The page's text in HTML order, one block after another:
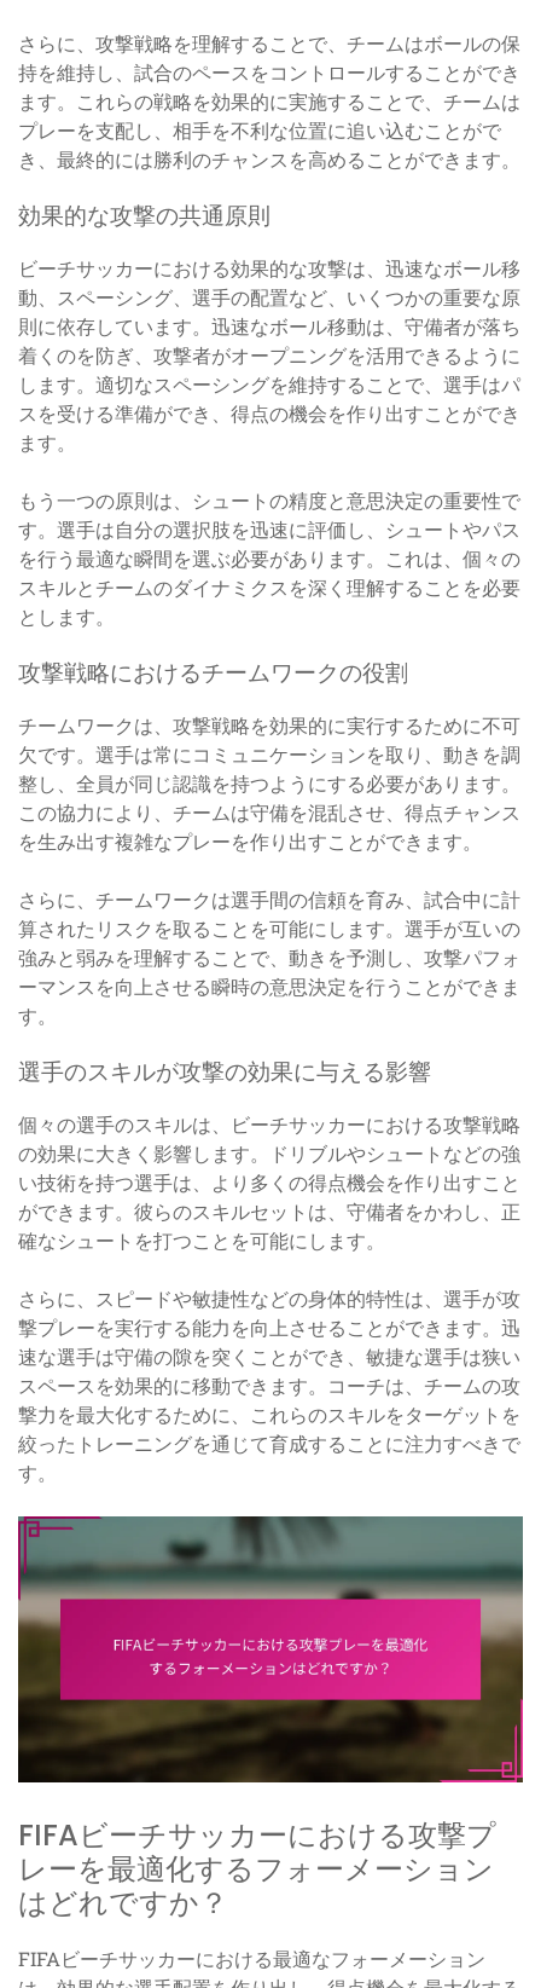
さらに、攻撃戦略を理解することで、チームはボールの保
持を維持し、試合のペースをコントロールすることができ
ます。これらの戦略を効果的に実施することで、チームは
プレーを支配し、相手を不利な位置に追い込むことがで
き、最終的には勝利のチャンスを高めることができます。
効果的な攻撃の共通原則
ビーチサッカーにおける効果的な攻撃は、迅速なボール移
動、スペーシング、選手の配置など、いくつかの重要な原
則に依存しています。迅速なボール移動は、守備者が落ち
着くのを防ぎ、攻撃者がオープニングを活用できるように
します。適切なスペーシングを維持することで、選手はパ
スを受ける準備ができ、得点の機会を作り出すことができ
ます。
もう一つの原則は、シュートの精度と意思決定の重要性で
す。選手は自分の選択肢を迅速に評価し、シュートやパス
を行う最適な瞬間を選ぶ必要があります。これは、個々の
スキルとチームのダイナミクスを深く理解することを必要
とします。
攻撃戦略におけるチームワークの役割
チームワークは、攻撃戦略を効果的に実行するために不可
欠です。選手は常にコミュニケーションを取り、動きを調
整し、全員が同じ認識を持つようにする必要があります。
この協力により、チームは守備を混乱させ、得点チャンス
を生み出す複雑なプレーを作り出すことができます。
さらに、チームワークは選手間の信頼を育み、試合中に計
算されたリスクを取ることを可能にします。選手が互いの
強みと弱みを理解することで、動きを予測し、攻撃パフォ
ーマンスを向上させる瞬時の意思決定を行うことができま
す。
選手のスキルが攻撃の効果に与える影響
個々の選手のスキルは、ビーチサッカーにおける攻撃戦略
の効果に大きく影響します。ドリブルやシュートなどの強
い技術を持つ選手は、より多くの得点機会を作り出すこと
ができます。彼らのスキルセットは、守備者をかわし、正
確なシュートを打つことを可能にします。
さらに、スピードや敏捷性などの身体的特性は、選手が攻
撃プレーを実行する能力を向上させることができます。迅
速な選手は守備の隙を突くことができ、敏捷な選手は狭い
スペースを効果的に移動できます。コーチは、チームの攻
撃力を最大化するために、これらのスキルをターゲットを
絞ったトレーニングを通じて育成することに注力すべきで
す。
FIFAビーチサッカーにおける攻撃プ
レーを最適化するフォーメーション
はどれですか？
FIFAビーチサッカーにおける最適なフォーメーション